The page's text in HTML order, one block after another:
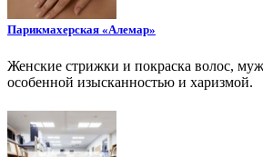
Парикмахерская «Алемар»
Женские стрижки и покраска волос,
особенной изысканностью и харизмой.